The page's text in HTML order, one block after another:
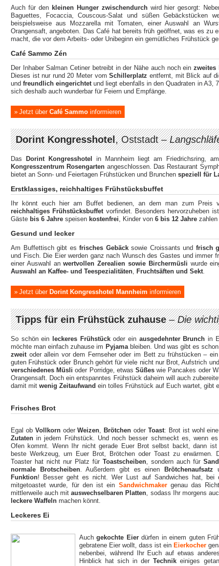
Auch für denkleinen Hunger zwischendurchwird hier gesorgt:
Baguettes, Focaccia, Couscous-Salat und süßen Gebäckstücken
beispielsweise aus Mozzarella mit Tomaten, einer Auswahl an
Orangensaft, angeboten. Das Café hat bereits früh geöffnet, was es zu
macht, die vor dem Arbeits- oder Unibeginn ein gemütliches Frühstück
Café Sammo Zén
Der Inhaber Salman Cetiner betreibt in der Nähe auch noch einzweites
Dieses ist nur rund 20 Meter vomSchillerplatz entfernt, mit Blick auf
und freundlich eingerichtet und liegt ebenfalls in den Quadraten in A3,
sich deshalb auch wunderbar für Feiern und Empfänge.
Jetzt über Café Sammo informieren
Dorint Kongresshotel, Oststadt –
Das Dorint Kongresshotel in Mannheim liegt am Friedrichsring,
Kongresszentrum Rosengarten angeschlossen. Das Restaurant
bietet an Sonn- und Feiertagen Frühstücken und Brunchen speziell für
Erstklassiges, reichhaltiges Frühstücksbuffet
Ihr könnt euch hier am Buffet bedienen, an dem man zum
reichhaltiges Frühstücksbuffet vorfindet. Besonders hervorzuheben
Gäste bis 6 Jahre speisen kostenfrei , Kinder von 6 bis 12 Jahre
Gesund und lecker
Am Buffettisch gibt esfrisches Gebäcksowie Croissants und frisch
und Fisch. Die Eier werden ganz nach Wunsch des Gastes und immer
einer Auswahl anwertvollen Zerealien sowie Birchermüsli wurde
Auswahl an Kaffee- und Teespezialitäten Fruchtsäften und Sekt
Jetzt über Dorint Kongresshotel Mannheim informieren
Tipps für ein Frühstück zuhause–Die
So schön ein leckeres Frühstückoder ein ausgedehnter Brunch in
möchte man einfach zuhause im Pyjama bleiben. Und was gibt es
zweit oder allein vor dem Fernseher oder im Bett zu frühstücken –
guten Frühstück oder Brunch gehört für viele nicht nur Brot, Aufstrich
verschiedenes Müsli oder Porridge, etwasSüßeswie Pancakes oder
Orangensaft. Doch ein entspanntes Frühstück daheim will auch
damit mit wenig Zeitaufwand ein tolles Frühstück auf Euch wartet, gibt
Frisches Brot
Egal ob Vollkorn oderWeizen ,Brötchenoder Toast: Brot ist wohl
Zutaten in jedem Frühstück. Und noch besser schmeckt es, wenn
Ofen kommt. Wenn Ihr nicht gerade Euer Brot selbst backt, dann
beste Werkzeug, um Euer Brot, Brötchen oder Toast zu erwärmen.
Toaster hat nicht nur Platz für Toastscheiben , sondern auch für
normale Brotscheiben. Außerdem gibt es einenBrötchenaufsatz
Funktion! Besser geht es nicht. Wer Lust auf Sandwiches hat, bei
mitgetoastet wurde, für den ist ein Sandwichmaker genau das
mittlerweile auch mitauswechselbaren Platten , sodass Ihr morgens
leckere Waffeln machen könnt.
Leckeres Ei
Auchgekochte Eierdürfen in einem guten
gebratene Eier wollt, dass ist einEierkocher
nebenbei, während Ihr Euch auf etwas
Hinblick hat sich in derTechnikeiniges